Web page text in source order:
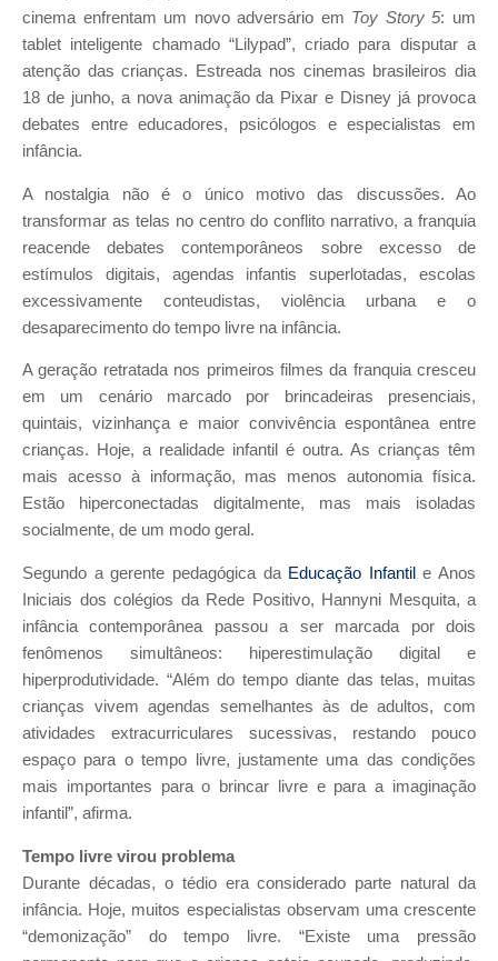
cinema enfrentam um novo adversário em Toy Story 5: um
tablet inteligente chamado “Lilypad”, criado para disputar a
atenção das crianças. Estreada nos cinemas brasileiros dia
18 de junho, a nova animação da Pixar e Disney já provoca
debates entre educadores, psicólogos e especialistas em
infância.
A nostalgia não é o único motivo das discussões. Ao
transformar as telas no centro do conflito narrativo, a franquia
reacende debates contemporâneos sobre excesso de
estímulos digitais, agendas infantis superlotadas, escolas
excessivamente conteudistas, violência urbana e o
desaparecimento do tempo livre na infância.
A geração retratada nos primeiros filmes da franquia cresceu
em um cenário marcado por brincadeiras presenciais,
quintais, vizinhança e maior convivência espontânea entre
crianças. Hoje, a realidade infantil é outra. As crianças têm
mais acesso à informação, mas menos autonomia física.
Estão hiperconectadas digitalmente, mas mais isoladas
socialmente, de um modo geral.
Segundo a gerente pedagógica da Educação Infantil e Anos
Iniciais dos colégios da Rede Positivo, Hannyni Mesquita, a
infância contemporânea passou a ser marcada por dois
fenômenos simultâneos: hiperestimulação digital e
hiperprodutividade. “Além do tempo diante das telas, muitas
crianças vivem agendas semelhantes às de adultos, com
atividades extracurriculares sucessivas, restando pouco
espaço para o tempo livre, justamente uma das condições
mais importantes para o brincar livre e para a imaginação
infantil”, afirma.
Tempo livre virou problema
Durante décadas, o tédio era considerado parte natural da
infância. Hoje, muitos especialistas observam uma crescente
“demonização” do tempo livre. “Existe uma pressão